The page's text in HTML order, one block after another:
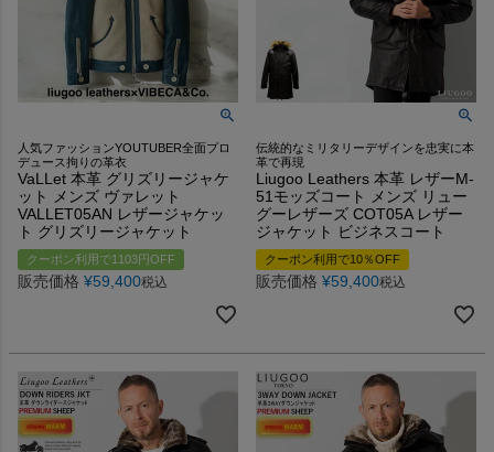
人気ファッションYOUTUBER全面プロ
デュース拘りの革衣
VaLLet 本革 グリズリージャケ
ット メンズ ヴァレット
VALLET05AN レザージャケッ
ト グリズリージャケット
クーポン利用で1103円OFF
販売価格 ¥59,400税込
伝統的なミリタリーデザインを忠実に本
革で再現
Liugoo Leathers 本革 レザーM-
51モッズコート メンズ リュー
グーレザーズ COT05A レザー
ジャケット ビジネスコート
クーポン利用で10％OFF
販売価格 ¥59,400税込